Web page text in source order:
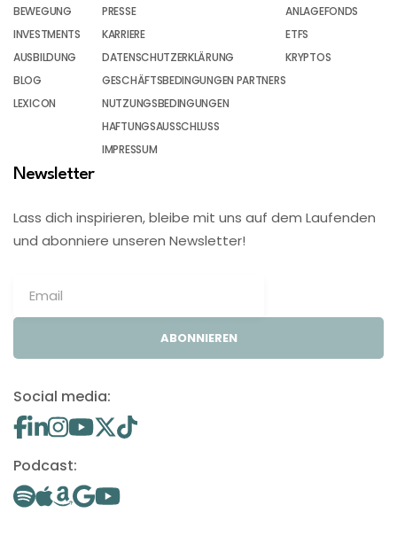
BEWEGUNG
INVESTMENTS
AUSBILDUNG
BLOG
LEXICON
PRESSE
KARRIERE
DATENSCHUTZERKLÄRUNG
GESCHÄFTSBEDINGUNGEN PARTNERS
NUTZUNGSBEDINGUNGEN
HAFTUNGSAUSSCHLUSS
IMPRESSUM
ANLAGEFONDS
ETFS
KRYPTOS
Newsletter
Lass dich inspirieren, bleibe mit uns auf dem Laufenden
und abonniere unseren Newsletter!
ABONNIEREN
Social media:
Podcast: